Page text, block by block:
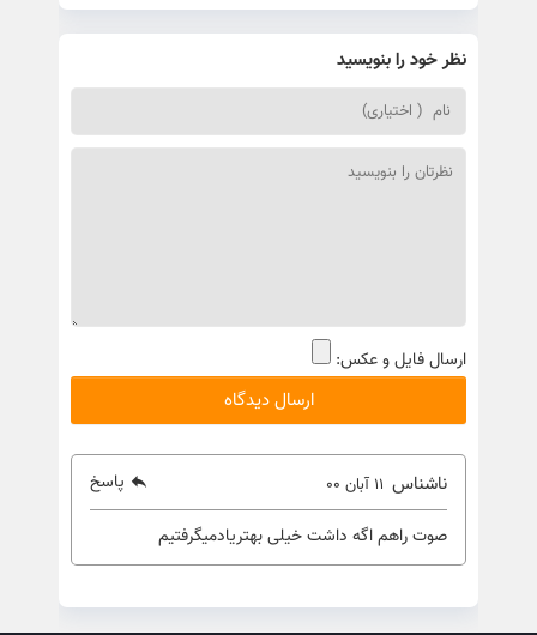
نظر خود را بنویسید
ارسال فایل و عکس:
ناشناس 11 آبان 00 پاسخ
صوت راهم اگه داشت خیلی بهتریادمیگرفتیم